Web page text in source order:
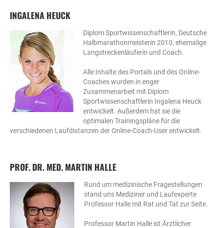
INGALENA HEUCK
Diplom Sportwissenschaftlerin, Deutsche
Halbmarathonmeisterin 2010, ehemalige
Langstreckenläuferin und Coach.
Alle Inhalte des Portals und des Online-
Coaches wurden in enger
Zusammenarbeit mit Diplom
Sportwissenschaftlerin Ingalena Heuck
entwickelt. Außerdem hat sie die
optimalen Trainingspläne für die
verschiedenen Laufdistanzen der Online-Coach-User entwickelt.
PROF. DR. MED. MARTIN HALLE
Rund um medizinische Fragestellungen
stand uns Mediziner und Laufexperte
Professor Halle mit Rat und Tat zur Seite.
Professor Martin Halle ist Ärztlicher